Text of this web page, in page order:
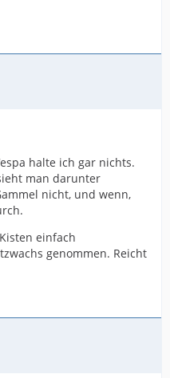
halte ich gar nichts.
man darunter
nicht, und wenn,
einfach
genommen. Reicht